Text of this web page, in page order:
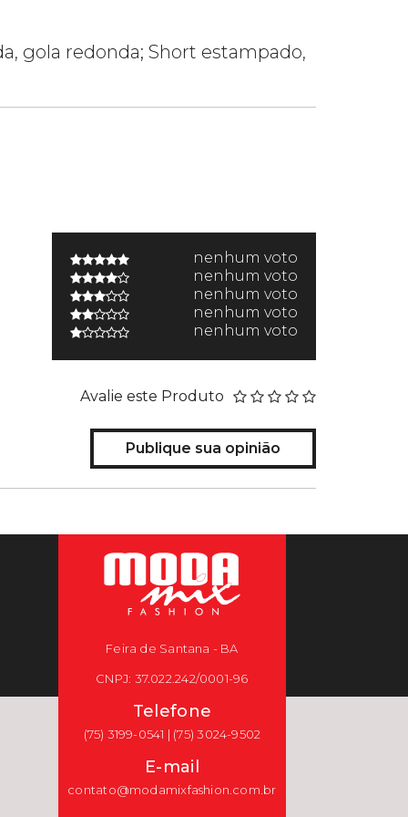
gola redonda; Short estampado,
nenhum voto
nenhum voto
nenhum voto
nenhum voto
nenhum voto
Avalie este Produto
Publique sua opinião
Feira de Santana - BA
CNPJ: 37.022.242/0001-96
Telefone
(75) 3199-0541 | (75) 3024-9502
E-mail
contato@modamixfashion.com.br